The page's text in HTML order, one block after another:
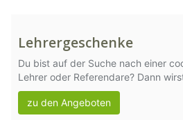
Lehrergeschenke
Du bist auf der Suche nach einer
Lehrer oder Referendare? Dann
zu den Angeboten